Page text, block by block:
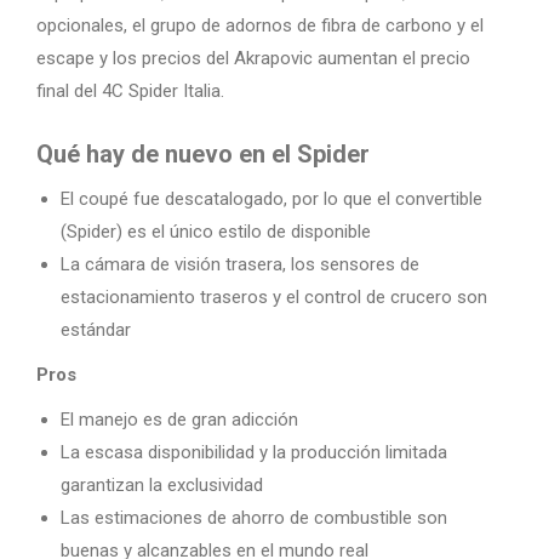
opcionales, el grupo de adornos de fibra de carbono y el
escape y los precios del Akrapovic aumentan el precio
final del 4C Spider Italia.
Qué hay de nuevo en el Spider
El coupé fue descatalogado, por lo que el convertible
(Spider) es el único estilo de disponible
La cámara de visión trasera, los sensores de
estacionamiento traseros y el control de crucero son
estándar
Pros
El manejo es de gran adicción
La escasa disponibilidad y la producción limitada
garantizan la exclusividad
Las estimaciones de ahorro de combustible son
buenas y alcanzables en el mundo real